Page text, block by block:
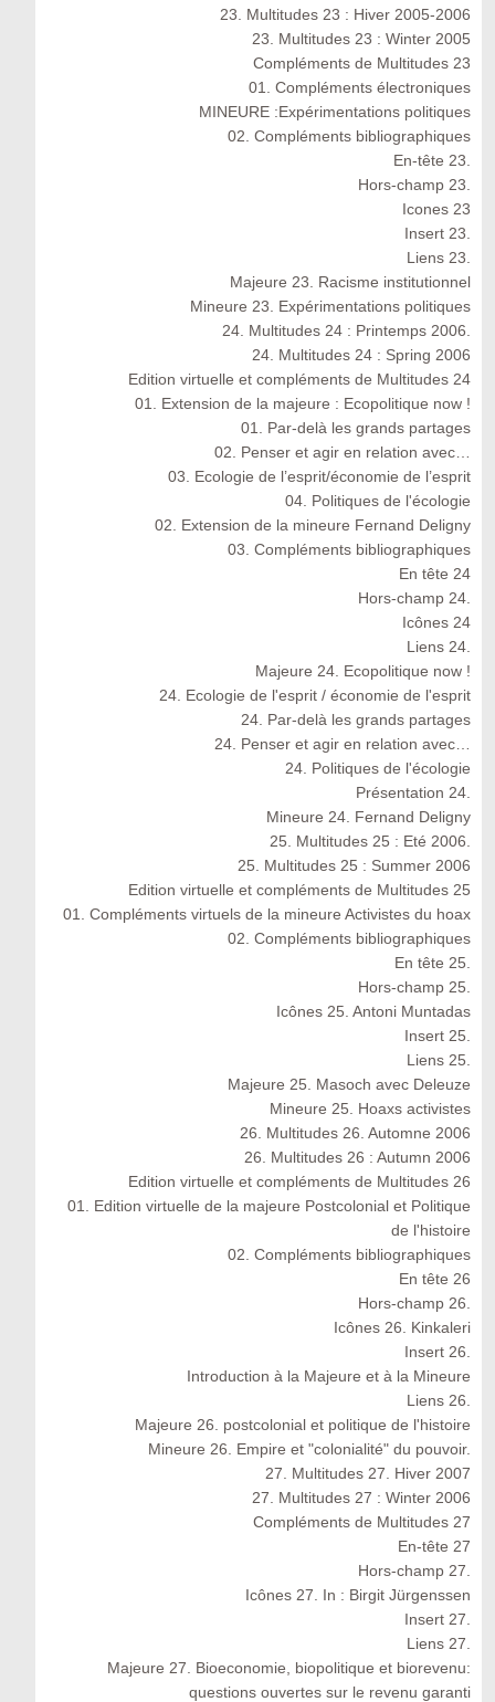
23. Multitudes 23 : Hiver 2005-2006
23. Multitudes 23 : Winter 2005
Compléments de Multitudes 23
01. Compléments électroniques
MINEURE :Expérimentations politiques
02. Compléments bibliographiques
En-tête 23.
Hors-champ 23.
Icones 23
Insert 23.
Liens 23.
Majeure 23. Racisme institutionnel
Mineure 23. Expérimentations politiques
24. Multitudes 24 : Printemps 2006.
24. Multitudes 24 : Spring 2006
Edition virtuelle et compléments de Multitudes 24
01. Extension de la majeure : Ecopolitique now !
01. Par-delà les grands partages
02. Penser et agir en relation avec…
03. Ecologie de l’esprit/économie de l’esprit
04. Politiques de l'écologie
02. Extension de la mineure Fernand Deligny
03. Compléments bibliographiques
En tête 24
Hors-champ 24.
Icônes 24
Liens 24.
Majeure 24. Ecopolitique now !
24. Ecologie de l'esprit / économie de l'esprit
24. Par-delà les grands partages
24. Penser et agir en relation avec…
24. Politiques de l'écologie
Présentation 24.
Mineure 24. Fernand Deligny
25. Multitudes 25 : Eté 2006.
25. Multitudes 25 : Summer 2006
Edition virtuelle et compléments de Multitudes 25
01. Compléments virtuels de la mineure Activistes du hoax
02. Compléments bibliographiques
En tête 25.
Hors-champ 25.
Icônes 25. Antoni Muntadas
Insert 25.
Liens 25.
Majeure 25. Masoch avec Deleuze
Mineure 25. Hoaxs activistes
26. Multitudes 26. Automne 2006
26. Multitudes 26 : Autumn 2006
Edition virtuelle et compléments de Multitudes 26
01. Edition virtuelle de la majeure Postcolonial et Politique
de l'histoire
02. Compléments bibliographiques
En tête 26
Hors-champ 26.
Icônes 26. Kinkaleri
Insert 26.
Introduction à la Majeure et à la Mineure
Liens 26.
Majeure 26. postcolonial et politique de l'histoire
Mineure 26. Empire et "colonialité" du pouvoir.
27. Multitudes 27. Hiver 2007
27. Multitudes 27 : Winter 2006
Compléments de Multitudes 27
En-tête 27
Hors-champ 27.
Icônes 27. In : Birgit Jürgenssen
Insert 27.
Liens 27.
Majeure 27. Bioeconomie, biopolitique et biorevenu:
questions ouvertes sur le revenu garanti